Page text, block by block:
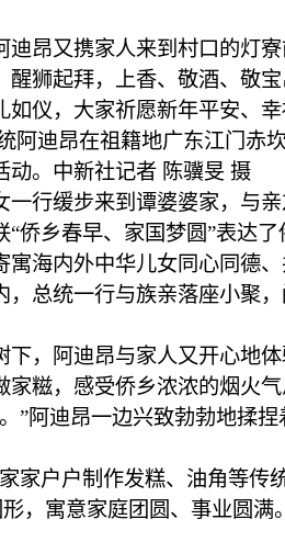
昂又携家人来到村口的灯寮
醒狮起拜，上香、敬酒、敬
仪，大家祈愿新年平安、幸
阿迪昂在祖籍地广东江门赤
动。中新社记者 陈骥旻 摄
行缓步来到谭婆婆家，与亲
“侨乡春早、家国梦圆”表达了
寓海内外中华儿女同心同德
，总统一行与族亲落座小聚
，阿迪昂与家人又开心地体
糍，感受侨乡浓浓的烟火气
阿迪昂一边兴致勃勃地揉捏
户户制作发糕、油角等传
，寓意家庭团圆、事业圆满